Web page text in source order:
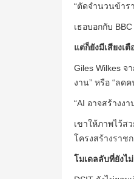
“ตัดจำนวนข้าร
เธอบอกกับ
แต่ก็ยังมีเสียงเ
Giles Wilkes จ
งาน” หรือ “ลด
“AI อาจสร้างง
เขาให้ภาพไว้ส
โครงสร้างราช
โมเดลลับที่ยัง